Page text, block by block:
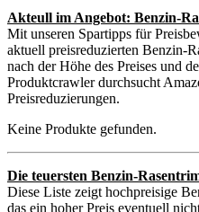
Akteull im Angebot: Benzin-
Mit unseren Spartipps für
aktuell preisreduzierten Benzin-
nach der Höhe des Preises und
Produktcrawler durchsucht
Preisreduzierungen.
Keine Produkte gefunden.
Die teuersten Benzin-
Diese Liste zeigt hochpreisige
das ein hoher Preis eventuell